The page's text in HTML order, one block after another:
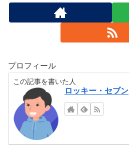
プロフィール
この記事を書いた人
ロッキー・セブン